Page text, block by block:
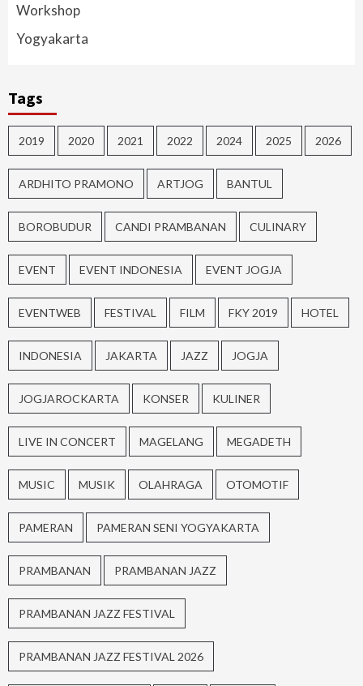
Workshop
Yogyakarta
Tags
2019 2020 2021 2022 2024 2025 2026
ARDHITO PRAMONO ARTJOG BANTUL
BOROBUDUR CANDI PRAMBANAN CULINARY
EVENT EVENT INDONESIA EVENT JOGJA
EVENTWEB FESTIVAL FILM FKY 2019 HOTEL
INDONESIA JAKARTA JAZZ JOGJA
JOGJAROCKARTA KONSER KULINER
LIVE IN CONCERT MAGELANG MEGADETH
MUSIC MUSIK OLAHRAGA OTOMOTIF
PAMERAN PAMERAN SENI YOGYAKARTA
PRAMBANAN PRAMBANAN JAZZ
PRAMBANAN JAZZ FESTIVAL
PRAMBANAN JAZZ FESTIVAL 2026